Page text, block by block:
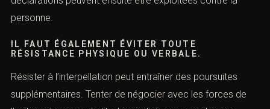
une protection, non une faiblesse. Dans une situation de
stress, il est fréquent de mal dater un événement, de
minimiser un fait, d’oublier un détail ou de donner une
explication incomplète. Ces déclarations peuvent
ensuite être exploitées contre la personne.